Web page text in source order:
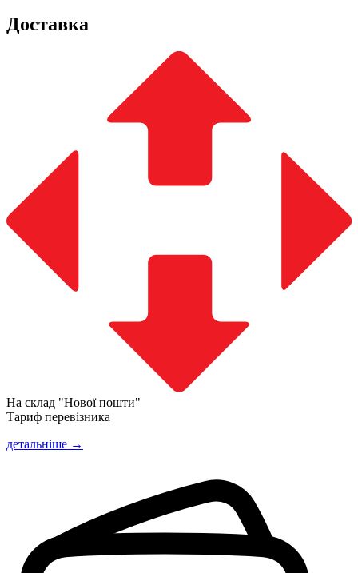
Доставка
На склад "Нової пошти"
Тариф перевізника
детальніше →